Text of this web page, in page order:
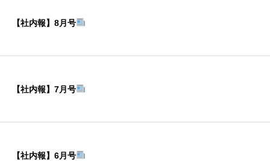
【社内報】8月号
【社内報】7月号
【社内報】6月号